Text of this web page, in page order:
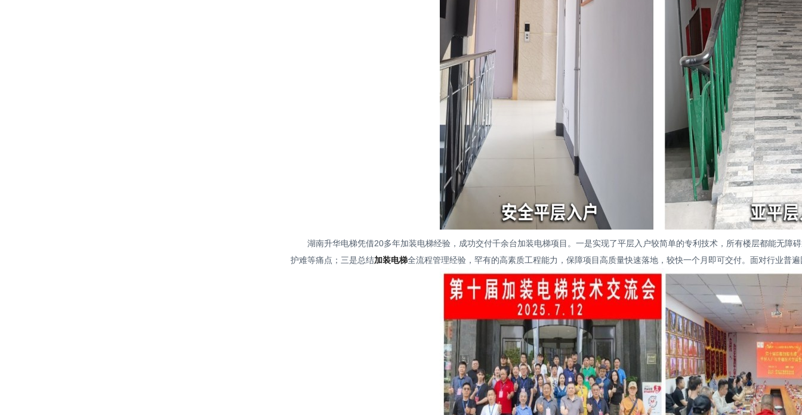
湖南升华电梯凭借20多年加装电梯经验，成功交付千余台加装电梯项目。一是实现了平层入户较简单的专利技术，所有楼层都能无障
护难等痛点；三是总结加装电梯全流程管理经验，罕有的高素质工程能力，保障项目高质量快速落地，较快一个月即可交付。面对行业普